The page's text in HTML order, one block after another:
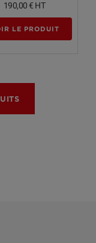
190,00 € HT
LE PRODUIT